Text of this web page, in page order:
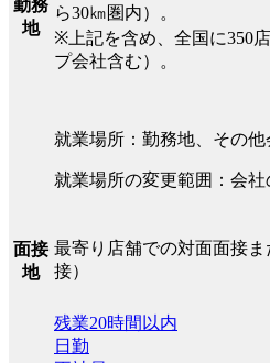
勤務
地
ら30㎞圏内）。
※上記を含め、全国に350
プ会社含む）。
就業場所：勤務地、その
就業場所の変更範囲：会
面接
地
最寄り店舗での対面面接
接）
残業20時間以内
日勤